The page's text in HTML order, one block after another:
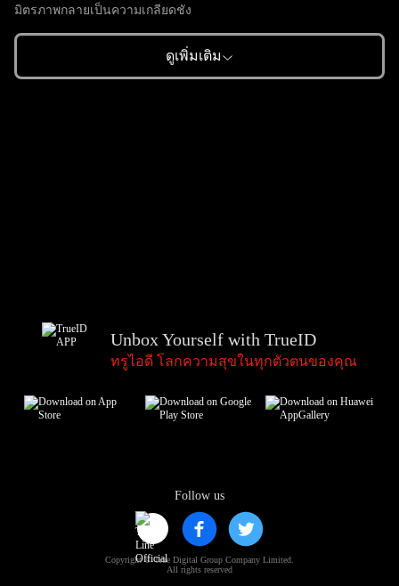
มิตรภาพกลายเป็นความเกลียดชัง
ดูเพิ่มเติม
Follow us
Copyright © True Digital Group Company Limited.
All rights reserved
Unbox Yourself with TrueID
ทรูไอดี โลกความสุขในทุกตัวตนของคุณ